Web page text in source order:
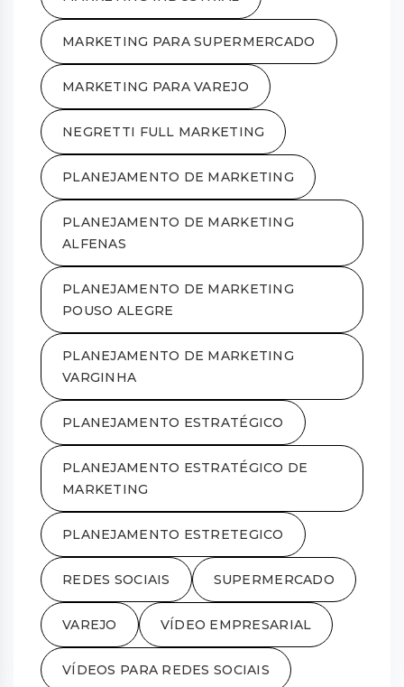
MARKETING PARA SUPERMERCADO
MARKETING PARA VAREJO
NEGRETTI FULL MARKETING
PLANEJAMENTO DE MARKETING
PLANEJAMENTO DE MARKETING
ALFENAS
PLANEJAMENTO DE MARKETING
POUSO ALEGRE
PLANEJAMENTO DE MARKETING
VARGINHA
PLANEJAMENTO ESTRATÉGICO
PLANEJAMENTO ESTRATÉGICO DE
MARKETING
PLANEJAMENTO ESTRETEGICO
REDES SOCIAIS SUPERMERCADO
VAREJO VÍDEO EMPRESARIAL
VÍDEOS PARA REDES SOCIAIS